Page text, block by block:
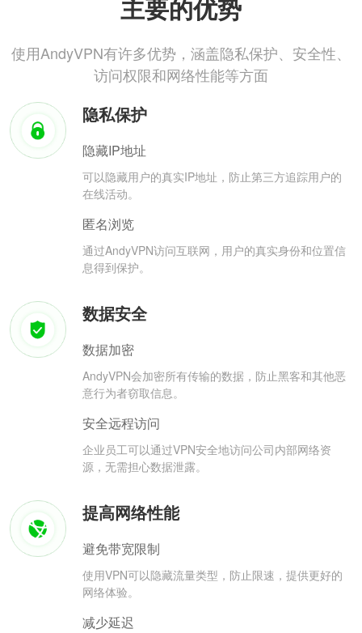
主要的优势
使用AndyVPN有许多优势，涵盖隐私保护、安全性、
访问权限和网络性能等方面
隐私保护
隐藏IP地址
可以隐藏用户的真实IP地址，防止第三方追踪用户的
在线活动。
匿名浏览
通过AndyVPN访问互联网，用户的真实身份和位置信
息得到保护。
数据安全
数据加密
AndyVPN会加密所有传输的数据，防止黑客和其他恶
意行为者窃取信息。
安全远程访问
企业员工可以通过VPN安全地访问公司内部网络资
源，无需担心数据泄露。
提高网络性能
避免带宽限制
使用VPN可以隐藏流量类型，防止限速，提供更好的
网络体验。
减少延迟